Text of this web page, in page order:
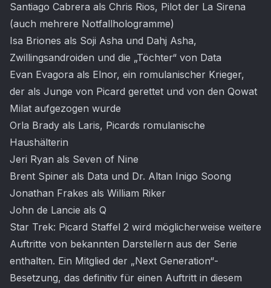
Santiago Cabrera als Chris Rios, Pilot der La Sirena
(auch mehrere Notfallhologramme)
Isa Briones als Soji Asha und Dahj Asha,
Zwillingsandroiden und die „Töchter“ von Data
Evan Evagora als Elnor, ein romulanischer Krieger,
der als Junge von Picard gerettet und von den Qowat
Milat aufgezogen wurde
Orla Brady als Laris, Picards romulanische
Haushälterin
Jeri Ryan als Seven of Nine
Brent Spiner als Data und Dr. Altan Inigo Soong
Jonathan Frakes als William Riker
John de Lancie als Q
Star Trek: Picard Staffel 2 wird möglicherweise weitere
Auftritte von bekannten Darstellern aus der Serie
enthalten. Ein Mitglied der „Next Generation“-
Besetzung, das definitiv für einen Auftritt in diesem